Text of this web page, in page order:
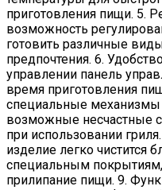
приготовления пищи. 5.
возможность
готовить различные
предпочтения. 6.
управлении панель
время приготовления
специальные механизмы
возможные несчастные
при использовании
изделие легко чистится
специальным
прилипание пищи. 9.